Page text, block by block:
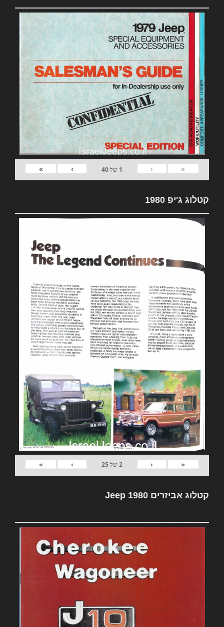
«
‹
1 של40
›
»
קטלוג ג'יפ 1980
«
‹
2של25
›
»
קטלוג אביזרים Jeep 1980